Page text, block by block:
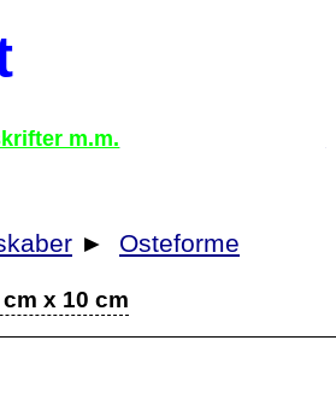
m.m.
► Osteforme
x 10 cm